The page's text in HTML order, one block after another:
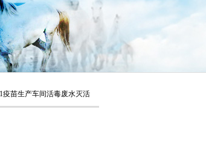
疫苗生产车间活毒废水灭活